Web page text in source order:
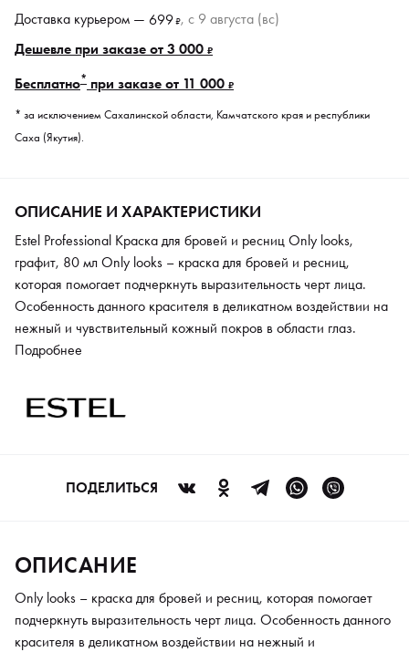
Доставка курьером — 699₽, c 9 августа (вс)
Дешевле при заказе от 3 000 ₽
Бесплатно* при заказе от 11 000 ₽
* за исключением Сахалинской области, Камчатского края и республики
Саха (Якутия).
ОПИСАНИЕ И ХАРАКТЕРИСТИКИ
Estel Professional Краска для бровей и ресниц Only looks,
графит, 80 мл Only looks – краска для бровей и ресниц,
которая помогает подчеркнуть выразительность черт лица.
Особенность данного красителя в деликатном воздействии на
нежный и чувствительный кожный покров в области глаз.
Консистенция средства нежная и мягкая, а в составе
для кожного покрова и волосков. Краска обеспечивает
равномерный и стойкий оттенок, который держится до 4
Подробнее
ПОДЕЛИТЬСЯ
ОПИСАНИЕ
Only looks – краска для бровей и ресниц, которая помогает
подчеркнуть выразительность черт лица. Особенность данного
красителя в деликатном воздействии на нежный и